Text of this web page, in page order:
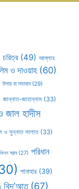
চরিত্র(49) আল্লাহ
ও দাওয়াহ(60)
উপায় বা সমাধান(29)
জান্নাত-জাহান্নাম (33)
জাল হাদীস
ও সুন্নাত সালাত(33)
স্রাব(27) পরিধান
পানাহার (39)
বিদ’আত(67)